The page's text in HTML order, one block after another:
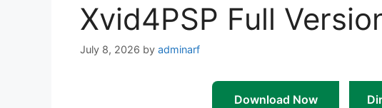
Xvid4PSP Full
July 8, 2026 by adminarf
Download Now